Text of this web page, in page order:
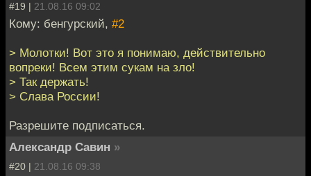
#19 | 21.08.16 09:02
Кому: бенгурский, #2
> Молотки! Вот это я понимаю, действительно
вопреки! Всем этим сукам на зло!
> Так держать!
> Слава России!
Разрешите подписаться.
Александр Савин »
#20 | 21.08.16 09:38